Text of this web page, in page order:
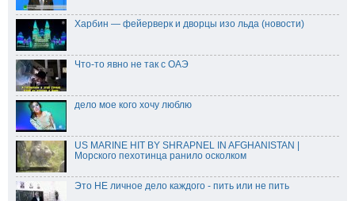
Харбин — фейерверк и дворцы изо льда (новости)
Что-то явно не так с ОАЭ
дело мое кого хочу люблю
US MARINE HIT BY SHRAPNEL IN AFGHANISTAN |
Морского пехотинца ранило осколком
Это НЕ личное дело каждого - пить или не пить